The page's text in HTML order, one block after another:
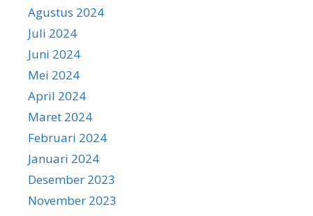
Agustus 2024
Juli 2024
Juni 2024
Mei 2024
April 2024
Maret 2024
Februari 2024
Januari 2024
Desember 2023
November 2023